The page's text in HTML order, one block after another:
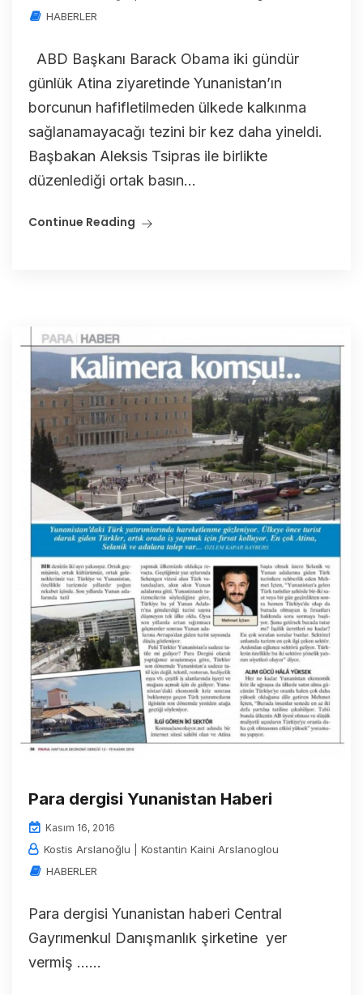
HABERLER
ABD Başkanı Barack Obama iki gündür
günlük Atina ziyaretinde Yunanistan’ın
borcunun hafifletilmeden ülkede kalkınma
sağlanamayacağı tezini bir kez daha yineldi.
Başbakan Aleksis Tsipras ile birlikte
düzenlediği ortak basın...
Continue Reading
Para dergisi Yunanistan Haberi
Kasım 16, 2016
Kostis Arslanoğlu | Kostantin Kaini Arslanoglou
HABERLER
Para dergisi Yunanistan haberi Central
Gayrımenkul Danışmanlık şirketine yer
vermiş ……